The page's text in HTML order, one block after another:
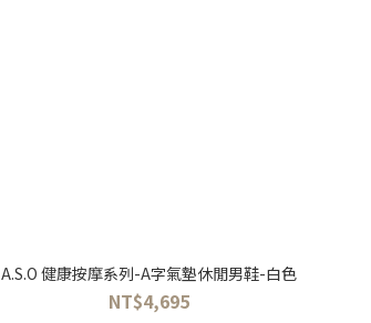
A.S.O 健康按摩系列-A字氣墊休閒男鞋-白色
NT$4,695